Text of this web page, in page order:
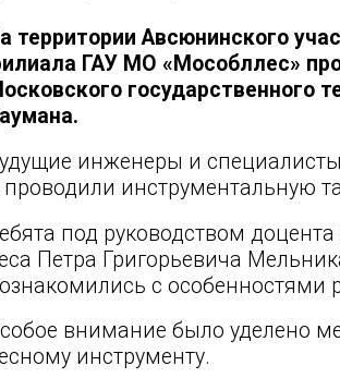
территории Авсюнинского
ГАУ МО «Мособллес»
государственного
инженеры и
проводили инструментальную
под руководством
Петра Григорьевича
с особенностями
внимание было уделено
инструменту.